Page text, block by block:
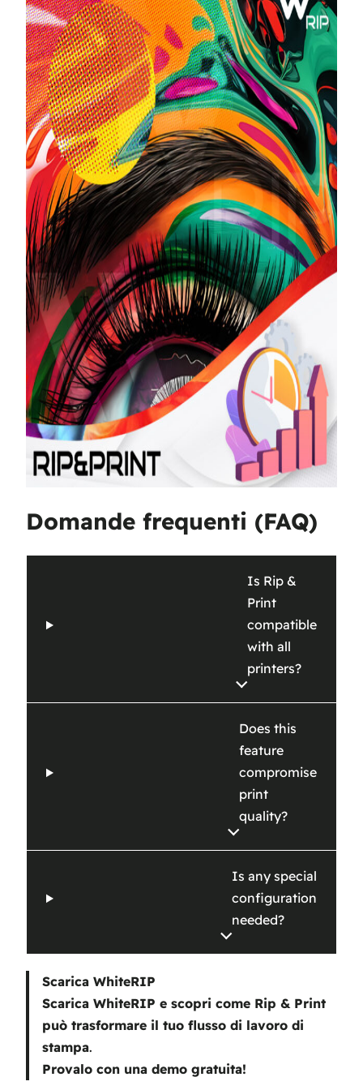
Domande frequenti (FAQ)
Is Rip &
Print
compatible
with all
printers?
Does this
feature
compromise
print
quality?
Is any special
configuration
needed?
Scarica WhiteRIP
Scarica WhiteRIP e scopri come Rip & Print
può trasformare il tuo flusso di lavoro di
stampa.
Provalo con una demo gratuita!